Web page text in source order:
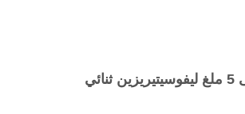
ليفوزيترين مضغوطات ملبسة بالفلم: تحتوي كل مضغوطة ملبسة بالفلم على 5 ملغ ليفوسيتيريزين ثنائي